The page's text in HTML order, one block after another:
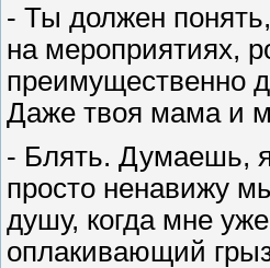
- Ты должен
на мероприятиях,
преимущественно
Даже твоя мама и
- Блять. Думаешь,
просто ненавижу
душу, когда мне
оплакивающий